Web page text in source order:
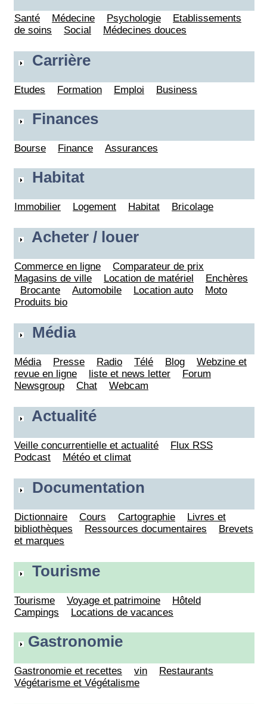
Santé Médecine Psychologie
Etablissements
de soins
Social Médecines douces
Carrière
Etudes Formation Emploi Business
Finances
Bourse Finance Assurances
Habitat
Immobilier Logement Habitat Bricolage
Acheter / louer
Commerce en ligne
Comparateur de prix
Magasins de ville
Location de matériel
Enchères
Brocante
Automobile Location auto
Moto
Produits bio
Média
Média Presse Radio Télé Blog
Webzine et
revue en ligne
liste et news letter
Forum
Newsgroup
Chat Webcam
Actualité
Veille concurrentielle et actualité
Flux RSS
Podcast
Météo et climat
Documentation
Dictionnaire Cours Cartographie
Livres et
bibliothèques
Ressources documentaires
Brevets
et marques
Tourisme
Tourisme Voyage et patrimoine
Hôteld
Campings
Locations de vacances
Gastronomie
Gastronomie et recettes vin
Restaurants
Végétarisme et Végétalisme